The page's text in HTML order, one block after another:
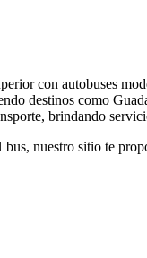
con autobuses
destinos como
brindando
nuestro sitio te